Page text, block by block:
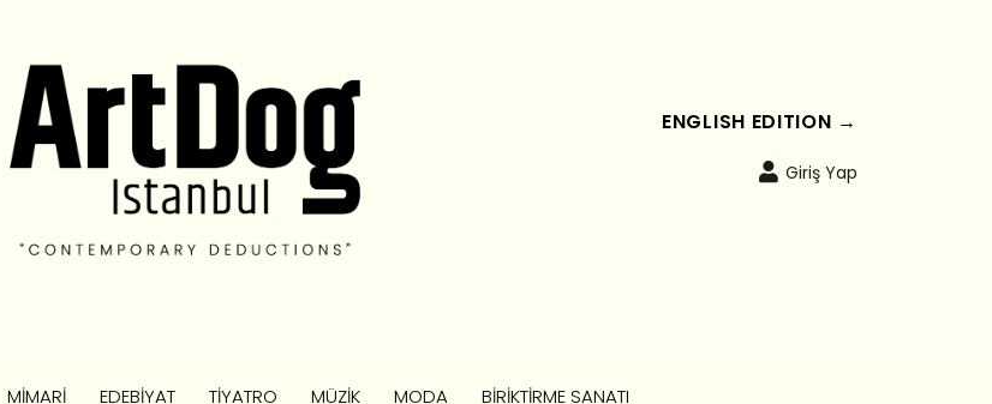
ENGLISH EDITION →
Giriş Yap
MIMARI EDEBIYAT TIYATRO MÜZIK MODA
BIRIKTIRME SANATI